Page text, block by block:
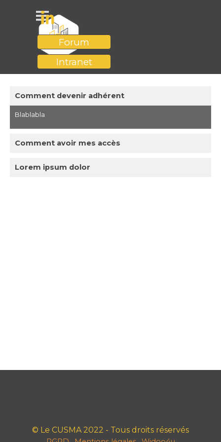
Sauter le menu
Intranet
Forum
Comment devenir adhérent
Blablabla
Comment avoir mes accès
Lorem ipsum dolor
© Le CUSMA 2022 - Tous droits réservés